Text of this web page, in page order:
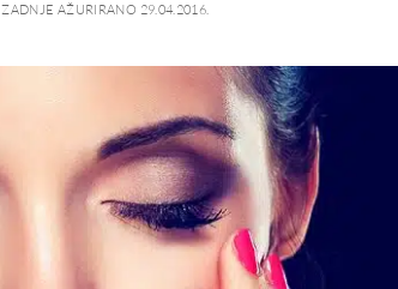
ZADNJE AŽURIRANO 29.04.2016.